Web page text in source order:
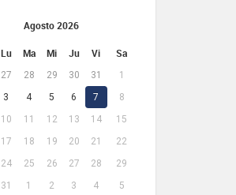
Agosto 2026
Lu Ma Mi Ju Vi Sa
27 28 29 30 31
1
3 4 5 6 7
8
10 11 12 13 14
15
17 18 19 20 21
22
24 25 26 27 28
29
31 1 2 3 4 5